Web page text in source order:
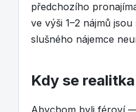
předchozího
ve výši 1–2 nájmů
slušného nájemce
Kdy se